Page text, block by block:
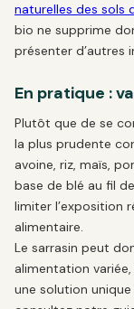
naturelles des sols
bio ne supprime
présenter d’autres
En pratique :
Plutôt que de se
la plus prudente
avoine, riz, maïs,
base de blé au fil
limiter l’exposition
alimentaire.
Le sarrasin peut
alimentation
une solution